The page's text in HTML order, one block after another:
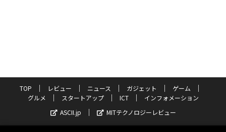
TOP レビュー ニュース ガジェット
ゲーム
グルメ
スタートアップ ICT
インフォメーション
ASCII.jp
MITテクノロジーレビュー